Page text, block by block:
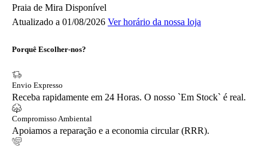
Praia de Mira Disponível
Atualizado a 01/08/2026 Ver horário da nossa loja
Porquê Escolher-nos?
Envio Expresso
Receba rapidamente em 24 Horas. O nosso `Em Stock` é real.
Compromisso Ambiental
Apoiamos a reparação e a economia circular (RRR).